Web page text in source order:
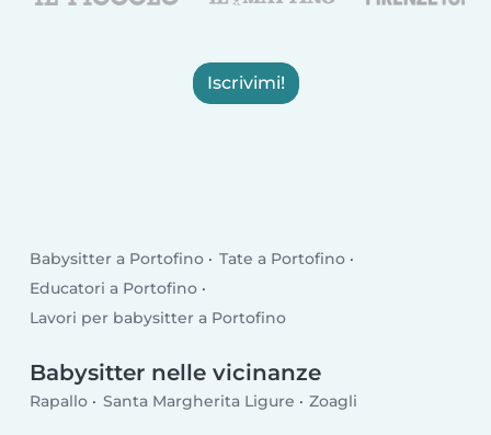
Iscrivimi!
Babysitter a Portofino
Tate a Portofino
Educatori a Portofino
Lavori per babysitter a Portofino
Babysitter nelle vicinanze
Rapallo Santa Margherita Ligure Zoagli